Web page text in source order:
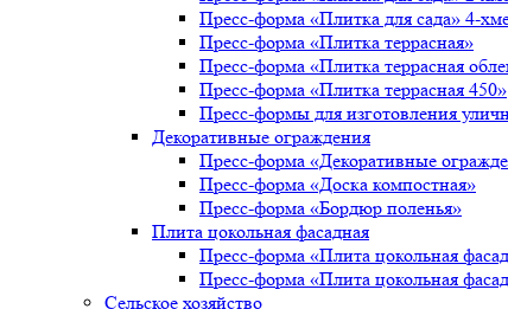
Пресс-форма «Плитка для сада» 4-
Пресс-форма «Плитка террасная»
Пресс-форма «Плитка террасная
Пресс-форма «Плитка террасная 450»
Пресс-формы для изготовления
Декоративные ограждения
Пресс-форма «Декоративные
Пресс-форма «Доска компостная»
Пресс-форма «Бордюр поленья»
Плита цокольная фасадная
Пресс-форма «Плита цокольная
Пресс-форма «Плита цокольная
Сельское хозяйство